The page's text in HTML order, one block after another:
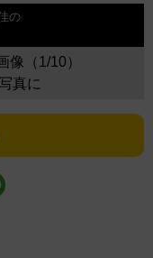
の
像（1/10）
真に